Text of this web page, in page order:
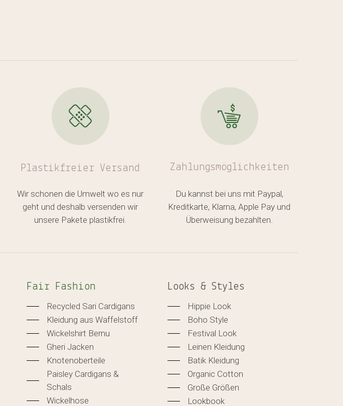
Plastikfreier Versand
Wir schonen die Umwelt wo es nur
geht und deshalb versenden wir
unsere Pakete plastikfrei.
Zahlungsmöglichkeiten
Du kannst bei uns mit Paypal,
Kreditkarte, Klarna, Apple Pay und
Überweisung bezahlten.
Fair Fashion
Recycled Sari Cardigans
Kleidung aus Waffelstoff
Wickelshirt Bernu
Gheri Jacken
Knotenoberteile
Paisley Cardigans &
Schals
Wickelhose
Looks & Styles
Hippie Look
Boho Style
Festival Look
Leinen Kleidung
Batik Kleidung
Organic Cotton
Große Größen
Lookbook